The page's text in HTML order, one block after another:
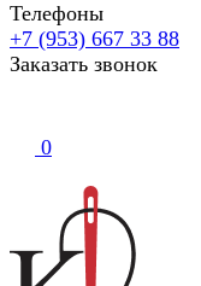
Телефоны
+7 (953) 667 33 88
Заказать звонок
0